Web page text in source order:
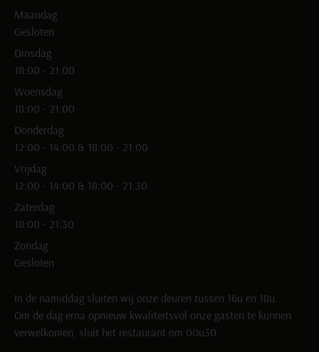
Maandag
Gesloten
Dinsdag
18:00 - 21:00
Woensdag
18:00 - 21:00
Donderdag
12:00 - 14:00 & 18:00 - 21:00
Vrijdag
12:00 - 14:00 & 18:00 - 21:30
Zaterdag
18:00 - 21:30
Zondag
Gesloten
In de namiddag sluiten wij onze deuren tussen 16u en 18u.
Om de dag erna opnieuw kwaliteitsvol onze gasten te kunnen
verwelkomen, sluit het restaurant om 00u30.